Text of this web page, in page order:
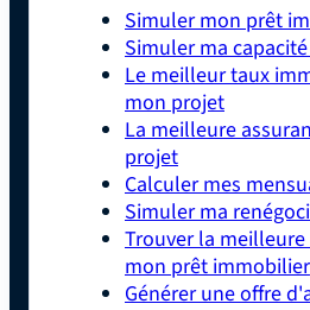
Simuler mon prêt
Simuler ma
Le meilleur taux
mon projet
La meilleure
projet
Calculer mes
Simuler ma
Trouver la
mon prêt immobilier
Générer une offre